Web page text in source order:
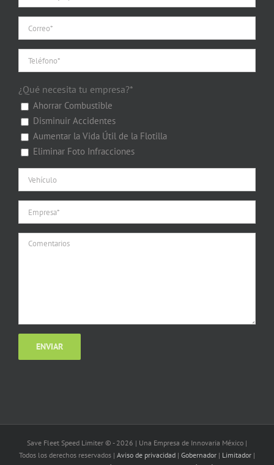
¿Qué necesita tu empresa?*
Ahorrar Combustible
Disminuir Accidentes
Aumentar la Vida Útil de la Flotilla
Eliminar Foto Infracciones
Save Fleet Speed Limiter © - 2026 | Una Empresa de Innovaria México |
Todos los derechos reservados | Aviso de privacidad | Gobernador | Limitador |